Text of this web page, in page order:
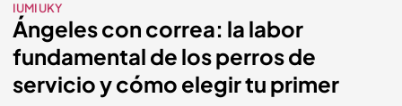
IUMIUKY
Ángeles con correa: la labor
fundamental de los perros de
servicio y cómo elegir tu primer